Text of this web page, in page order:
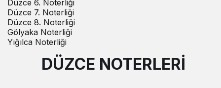
Düzce 6. Noterliği
Düzce 7. Noterliği
Düzce 8. Noterliği
Gölyaka Noterliği
Yığılca Noterliği
DÜZCE NOTERLERİ